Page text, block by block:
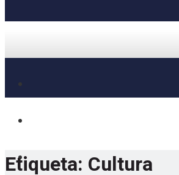
Etiqueta: Cultura